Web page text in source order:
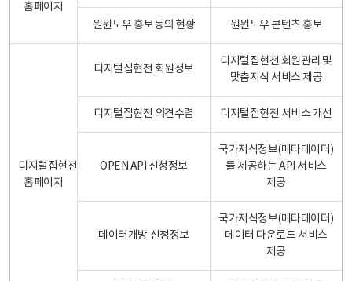
홈페이지
원윈도우 홍보동의 현황 원윈도우 콘텐츠 홍보
디지털집현전
홈페이지
디지털집현전 회원정보
디지털집현전 회원관리 및
맞춤지식 서비스 제공
디지털집현전 의견수렴 디지털집현전 서비스 개선
OPEN API 신청정보
국가지식정보(메타데이터)
를 제공하는 API 서비스
제공
데이터개방 신청정보
국가지식정보(메타데이터)
데이터 다운로드 서비스
제공